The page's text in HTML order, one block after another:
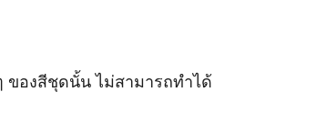
ของสีชุดนั้น ไม่สามารถทำได้